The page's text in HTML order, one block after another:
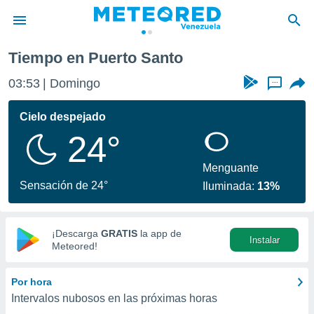
de
ha
calidad.
a este
las
y
digital
basada
Tiempo en Puerto Santo
03:53 Domingo ...
Cielo despejado
24°
Sensación de 24°
Menguante
Iluminada: 13%
¡Descarga GRATIS la app de
Meteored!
Instalar
Por hora
Intervalos nubosos en las próximas horas